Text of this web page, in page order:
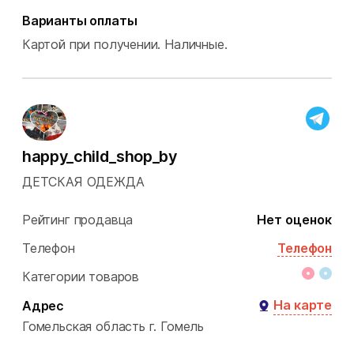
Варианты оплаты
Картой при получении. Наличные.
happy_child_shop_by
ДЕТСКАЯ ОДЕЖДА
Рейтинг продавца
Нет оценок
Телефон
Телефон
Категории товаров
Адрес
На карте
Гомельская область г. Гомель